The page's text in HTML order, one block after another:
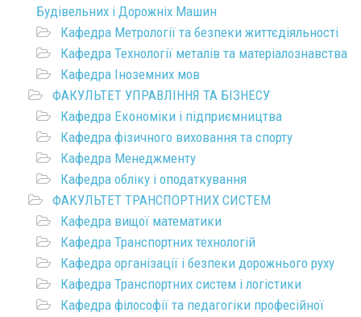
Будівельних і Дорожніх Машин
Кафедра Метрології та безпеки життєдіяльності
Кафедра Технології металів та матеріалознавства
Кафедра Іноземних мов
ФАКУЛЬТЕТ УПРАВЛІННЯ ТА БІЗНЕСУ
Кафедра Економіки і підприємництва
Кафедра фізичного виховання та спорту
Кафедра Менеджменту
Кафедра обліку і оподаткування
ФАКУЛЬТЕТ ТРАНСПОРТНИХ СИСТЕМ
Кафедра вищої математики
Кафедра Транспортних технологій
Кафедра організації і безпеки дорожнього руху
Кафедра Транспортних систем і логістики
Кафедра філософії та педагогіки професійної